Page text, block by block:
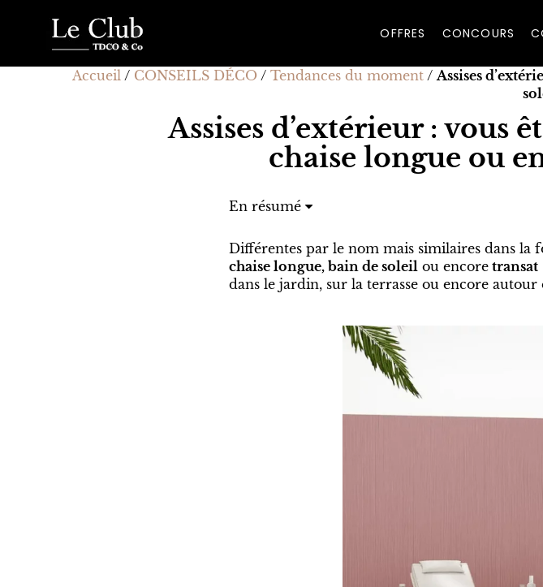
OFFRES CONCOURS
Accueil/ CONSEILS DÉCO/ Tendances du moment/Assises
Assises d’extérieur : vous
chaise longue ou
En résumé
Différentes par le nom mais similaires dans la
chaise longue, bain de soleil ou encore transat
dans le jardin, sur la terrasse ou encore autour